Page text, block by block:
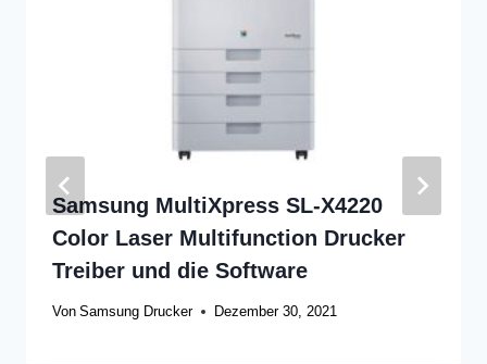
Samsung MultiXpress SL-X4220
Color Laser Multifunction Drucker
Treiber und die Software
Von Samsung Drucker Dezember 30, 2021